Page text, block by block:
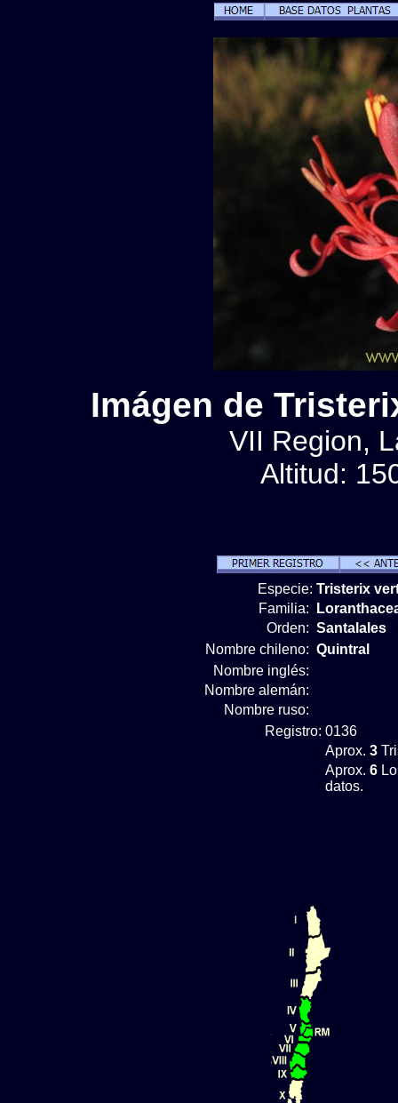
Imágen de
VII Region,
Altitud:
Especie: Tristerix
Familia:
Orden: Santalales
Nombre chileno: Quintral
Nombre inglés:
Nombre alemán:
Nombre ruso:
Registro: 0136
Aprox. 3
Aprox. 6
datos.